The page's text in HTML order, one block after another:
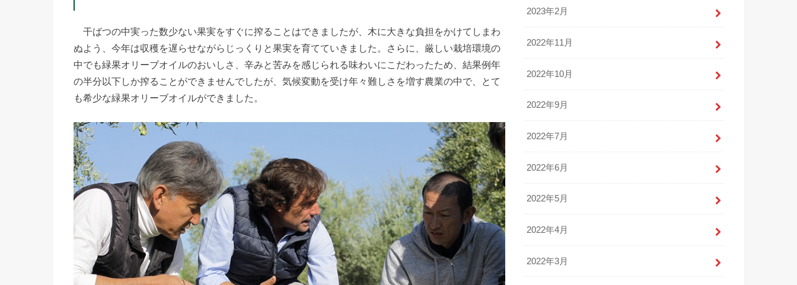
干ばつの中実った数少ない果実をすぐに搾ることはできましたが、木に大きな負担をかけてしまわ
ぬよう、今年は収穫を遅らせながらじっくりと果実を育てていきました。さらに、厳しい栽培環境の
中でも緑果オリーブオイルのおいしさ、辛みと苦みを感じられる味わいにこだわったため、結果例年
の半分以下しか搾ることができませんでしたが、気候変動を受け年々難しさを増す農業の中で、とて
も希少な緑果オリーブオイルができました。
2023年2月
2022年11月
2022年10月
2022年9月
2022年7月
2022年6月
2022年5月
2022年4月
2022年3月